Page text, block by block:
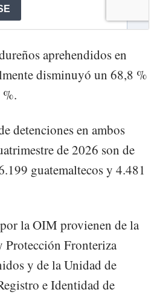
aprehendidos en
disminuyó un 68,8 %
detenciones en ambos
de 2026 son de
guatemaltecos y 4.481
la OIM provienen de la
Protección Fronteriza
y de la Unidad de
e Identidad de